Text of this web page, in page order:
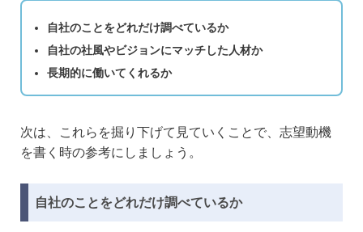
自社のことをどれだけ調べているか
自社の社風やビジョンにマッチした人材か
長期的に働いてくれるか
次は、これらを掘り下げて見ていくことで、志望動機
を書く時の参考にしましょう。
自社のことをどれだけ調べているか